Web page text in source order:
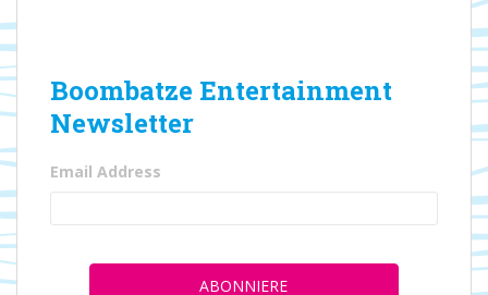
Boombatze Entertainment
Newsletter
Email Address